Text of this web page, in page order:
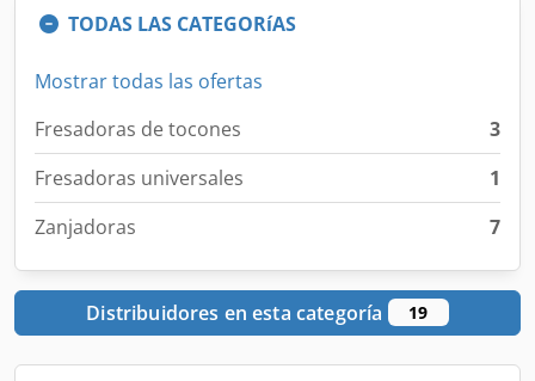
TODAS LAS CATEGORíAS
Mostrar todas las ofertas
Fresadoras de tocones
3
Fresadoras universales
1
Zanjadoras
7
Distribuidores en esta categoría 19